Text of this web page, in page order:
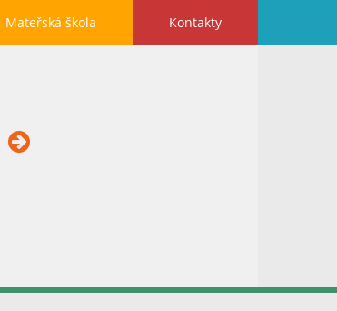
Mateřská škola Kontakty